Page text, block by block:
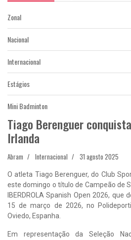
Zonal
Nacional
Internacional
Estágios
Mini Badminton
Tiago Berenguer
Irlanda
Abram Internacional 31 agosto 2025
O atleta Tiago Berenguer, do Club
este domingo o título de Campeão de
IBERDROLA Spanish Open 2026,
15 de março de 2026, no
Oviedo, Espanha.
Em representação da Seleção